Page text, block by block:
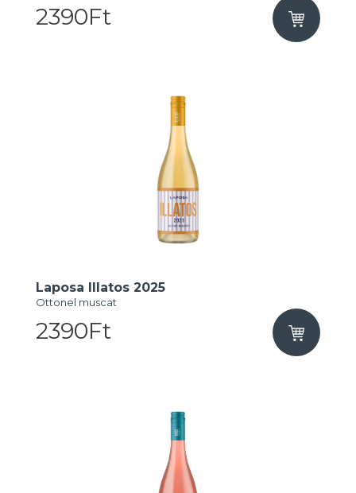
2390Ft
Laposa Illatos 2025
Ottonel muscat
2390Ft